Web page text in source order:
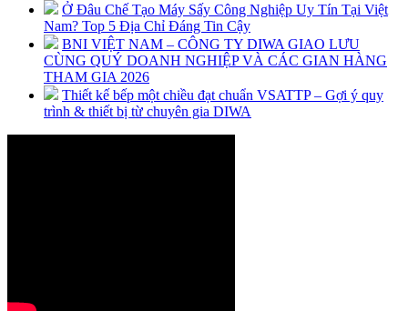
Ở Đâu Chế Tạo Máy Sấy Công Nghiệp Uy Tín Tại Việt
Nam? Top 5 Địa Chỉ Đáng Tin Cậy
BNI VIỆT NAM – CÔNG TY DIWA GIAO LƯU
CÙNG QUÝ DOANH NGHIỆP VÀ CÁC GIAN HÀNG
THAM GIA 2026
Thiết kế bếp một chiều đạt chuẩn VSATTP – Gợi ý quy
trình & thiết bị từ chuyên gia DIWA